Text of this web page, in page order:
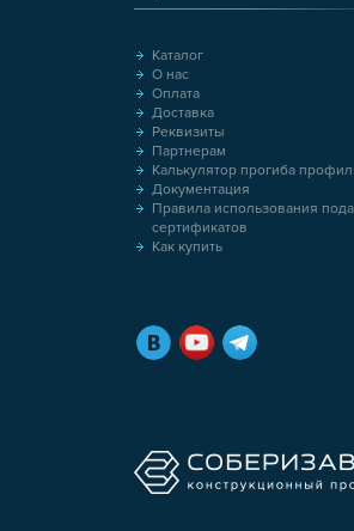
Каталог
О нас
Оплата
Доставка
Реквизиты
Партнерам
Калькулятор прогиба
Документация
Правила использования
сертификатов
Как купить